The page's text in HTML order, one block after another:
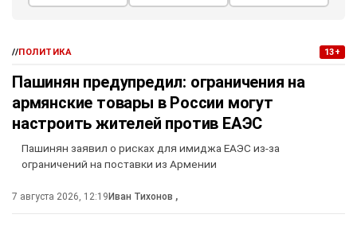
//ПОЛИТИКА 13+
Пашинян предупредил: ограничения на
армянские товары в России могут
настроить жителей против ЕАЭС
Пашинян заявил о рисках для имиджа ЕАЭС из-за
ограничений на поставки из Армении
7 августа 2026, 12:19Иван Тихонов ,